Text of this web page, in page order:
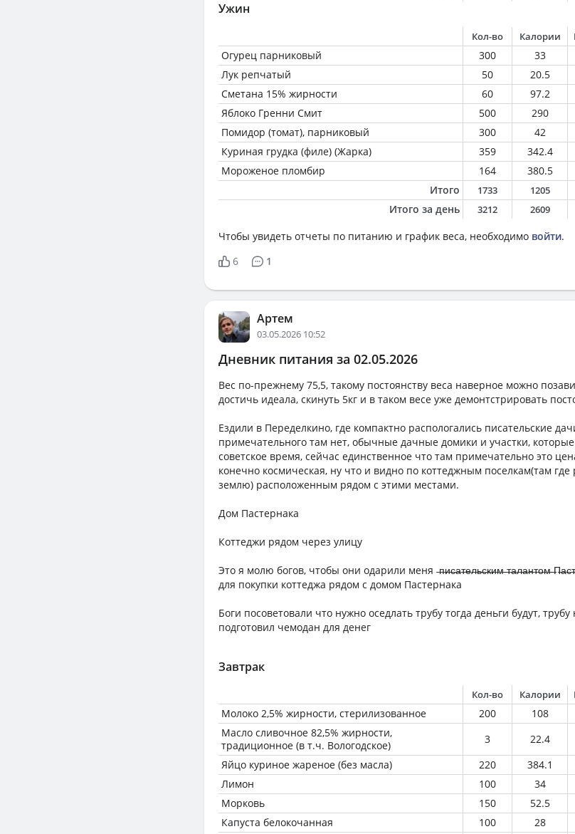
Ужин
Кол-во Калории
Огурец парниковый 300 33
Лук репчатый
50 20.5
Сметана 15% жирности
60 97.2
Яблоко Гренни Смит
500 290
Помидор (томат), парниковый
300 42
Куриная грудка (филе) (Жарка)
359 342.4
Мороженое пломбир
164 380.5
Итого
1733 1205
Итого за день 3212 2609
Чтобы увидеть отчеты по питанию и график веса, необходимо войти.
6
1
Артем
03.05.2026 10:52
Дневник питания за 02.05.2026
Вес по-прежнему 75,5, такому постоянству веса наверное можно
достичь идеала, скинуть 5кг и в таком весе уже демонтстрировать
Ездили в Переделкино, где компактно распологались писательские
примечательного там нет, обычные дачные домики и участки,
советское время, сейчас единственное что там примечательно это
конечно космическая, ну что и видно по коттеджным поселкам(там
землю) расположенным рядом с этими местами.
Дом Пастернака
Коттеджи рядом через улицу
Это я молю богов, чтобы они одарили меня ̶п̶и̶с̶а̶т̶е̶л̶ь̶с̶к̶и̶м̶ ̶т̶а̶л̶а̶н̶т̶о̶м̶
для покупки коттеджа рядом с домом Пастернака
Боги посоветовали что нужно оседлать трубу тогда деньги будут,
подготовил чемодан для денег
Завтрак
Кол-во Калории
Молоко 2,5% жирности, стерилизованное 200 108
Масло сливочное 82,5% жирности,
традиционное (в т.ч. Вологодское)
3 22.4
Яйцо куриное жареное (без масла)
220 384.1
Лимон
100 34
Морковь
150 52.5
Капуста белокочанная
100 28